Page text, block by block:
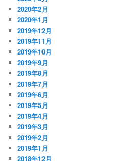
2020年2月
2020年1月
2019年12月
2019年11月
2019年10月
2019年9月
2019年8月
2019年7月
2019年6月
2019年5月
2019年4月
2019年3月
2019年2月
2019年1月
2018年12月